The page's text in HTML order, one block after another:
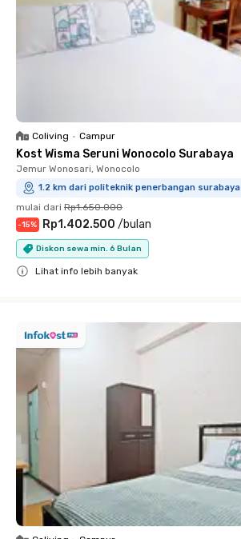
Coliving • Campur
Kost Wisma Seruni Wonocolo Surabaya
Jemur Wonosari, Wonocolo
1.2 km dari politeknik penerbangan surabaya
mulai dari Rp1.650.000
-15% Rp1.402.500 /bulan
Diskon sewa min. 6 Bulan
Lihat info lebih banyak